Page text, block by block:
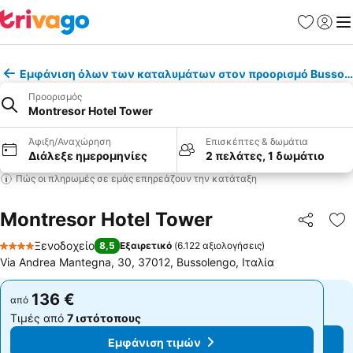
Εμφάνιση όλων των καταλυμάτων στον προορισμό
Προορισμός
Montresor Hotel Tower
Άφιξη/Αναχώρηση
Διάλεξε ημερομηνίες
Επισκέπτες & δωμάτια
2 πελάτες, 1 δωμάτιο
Πώς οι πληρωμές σε εμάς επηρεάζουν την κατάταξη
Montresor Hotel Tower
4 Αστέρια
Ξενοδοχείο 8,5 Εξαιρετικό (6.122 αξιολογήσεις)
Via Andrea Mantegna, 30, 37012, Bussolengo, Ιταλία
από 136 €
Τιμές από 7 ιστότοπους
Εμφάνιση τιμών
από 136 €
Τιμές από 7 ιστότοπους
Εμφάνιση τιμών